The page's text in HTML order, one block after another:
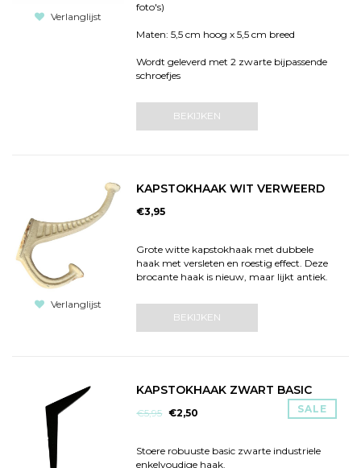
Verlanglijst
foto's)
Maten: 5,5 cm hoog x 5,5 cm breed
Wordt geleverd met 2 zwarte bijpassende
schroefjes
BEKIJKEN
Verlanglijst
KAPSTOKHAAK WIT VERWEERD
€3,95
Grote witte kapstokhaak met dubbele
haak met versleten en roestig effect. Deze
brocante haak is nieuw, maar lijkt antiek.
BEKIJKEN
KAPSTOKHAAK ZWART BASIC
SALE
€5,95 €2,50
Stoere robuuste basic zwarte industriele
enkelvoudige haak.